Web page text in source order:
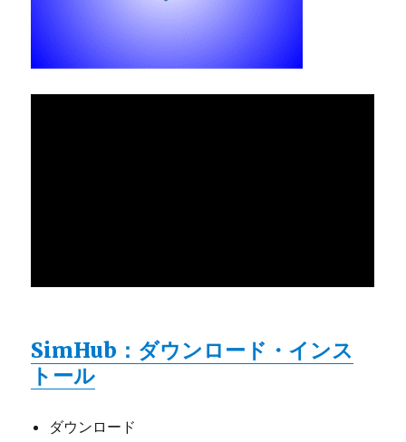
SimHub：ダウンロード・インス
トール
ダウンロード